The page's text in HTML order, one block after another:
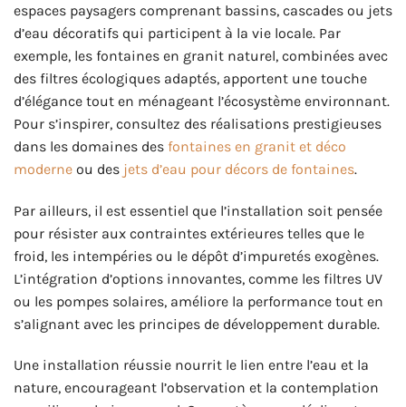
espaces paysagers comprenant bassins, cascades ou jets
d’eau décoratifs qui participent à la vie locale. Par
exemple, les fontaines en granit naturel, combinées avec
des filtres écologiques adaptés, apportent une touche
d’élégance tout en ménageant l’écosystème environnant.
Pour s’inspirer, consultez des réalisations prestigieuses
dans les domaines des fontaines en granit et déco
moderne ou des jets d’eau pour décors de fontaines.
Par ailleurs, il est essentiel que l’installation soit pensée
pour résister aux contraintes extérieures telles que le
froid, les intempéries ou le dépôt d’impuretés exogènes.
L’intégration d’options innovantes, comme les filtres UV
ou les pompes solaires, améliore la performance tout en
s’alignant avec les principes de développement durable.
Une installation réussie nourrit le lien entre l’eau et la
nature, encourageant l’observation et la contemplation